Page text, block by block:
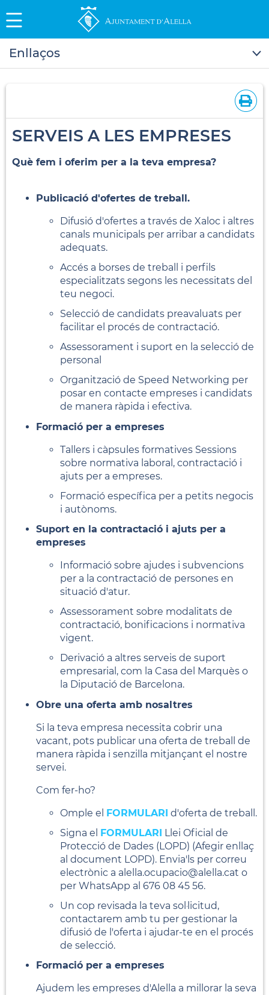
Enllaços
SERVEIS A LES EMPRESES
Què fem i oferim per a la teva empresa?
Publicació d'ofertes de treball.
Difusió d'ofertes a través de Xaloc i altres
canals municipals per arribar a candidats
adequats.
Accés a borses de treball i perfils
especialitzats segons les necessitats del
teu negoci.
Selecció de candidats preavaluats per
facilitar el procés de contractació.
Assessorament i suport en la selecció de
personal
Organització de Speed Networking per
posar en contacte empreses i candidats
de manera ràpida i efectiva.
Formació per a empreses
Tallers i càpsules formatives Sessions
sobre normativa laboral, contractació i
ajuts per a empreses.
Formació específica per a petits negocis
i autònoms.
Suport en la contractació i ajuts per a
empreses
Informació sobre ajudes i subvencions
per a la contractació de persones en
situació d'atur.
Assessorament sobre modalitats de
contractació, bonificacions i normativa
vigent.
Derivació a altres serveis de suport
empresarial, com la Casa del Marquès o
la Diputació de Barcelona.
Obre una oferta amb nosaltres
Si la teva empresa necessita cobrir una
vacant, pots publicar una oferta de treball de
manera ràpida i senzilla mitjançant el nostre
servei.
Com fer-ho?
Omple el FORMULARI d'oferta de treball.
Signa el FORMULARI Llei Oficial de
Protecció de Dades (LOPD) (Afegir enllaç
al document LOPD). Envia'ls per correu
electrònic a alella.ocupacio@alella.cat o
per WhatsApp al 676 08 45 56.
Un cop revisada la teva sol·licitud,
contactarem amb tu per gestionar la
difusió de l'oferta i ajudar-te en el procés
de selecció.
Formació per a empreses
Ajudem les empreses d'Alella a millorar la seva